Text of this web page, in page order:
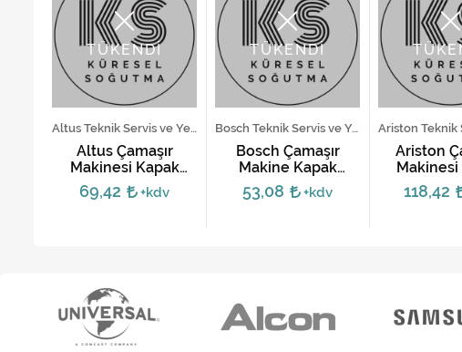
TÜKENDİ
Altus Teknik Servis ve Yedek Parça Hizmetleri
Altus Çamaşır
Makinesi Kapak
Mandalı
69,42 +kdv
TÜKENDİ
Bosch Teknik Servis ve Yedek Parça Hizmetleri
Bosch Çamaşır
Makine Kapak
Mandalı - Beyaz
53,08 +kdv
Ariston
Makinesi
118,42